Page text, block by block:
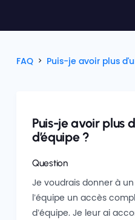
FAQ Puis-je avoir plus
Puis-je avoir plus
d’équipe ?
Question
Je voudrais donner à
l’équipe un accès
d’équipe. Je leur ai